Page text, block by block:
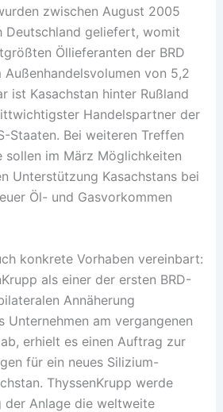
zwischen August 2005
Deutschland geliefert, womit
Öllieferanten der BRD
von 5,2
ist Kasachstan hinter Rußland
Handelspartner der
Staaten. Bei weiteren Treffen
sollen im März Möglichkeiten
Unterstützung Kasachstans bei
Öl- und Gasvorkommen
konkrete Vorhaben vereinbart:
als einer der ersten BRD-
Annäherung
Unternehmen am vergangenen
erhielt es einen Auftrag zur
für ein neues Silizium-
ThyssenKrupp werde
der Anlage die weltweite